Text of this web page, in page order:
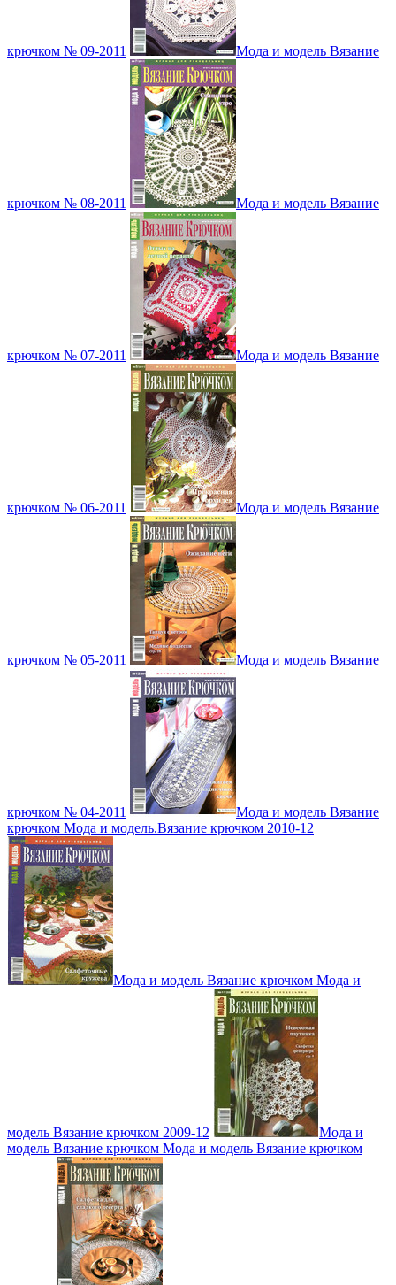
крючком № 09-2011 Мода и модель Вязание
крючком № 08-2011 Мода и модель Вязание
крючком № 07-2011 Мода и модель Вязание
крючком № 06-2011 Мода и модель Вязание
крючком № 05-2011 Мода и модель Вязание
крючком № 04-2011
Мода и модель Вязание
крючком Мода и модель.Вязание крючком 2010-12
Мода и модель Вязание крючком Мода и
модель Вязание крючком 2009-12
Мода и
модель Вязание крючком Мода и модель Вязание крючком